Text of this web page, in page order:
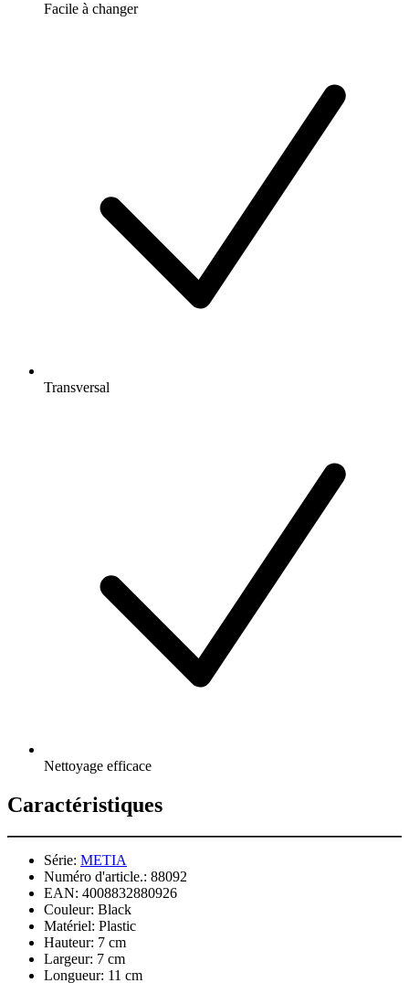
Facile à changer
Transversal
Nettoyage efficace
Caractéristiques
Série: METIA
Numéro d'article.: 88092
EAN: 4008832880926
Couleur: Black
Matériel: Plastic
Hauteur: 7 cm
Largeur: 7 cm
Longueur: 11 cm